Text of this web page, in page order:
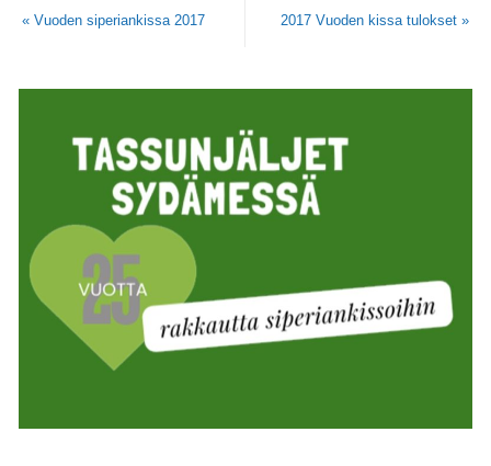
«Vuoden siperiankissa 2017 2017 Vuoden kissa tulokset»